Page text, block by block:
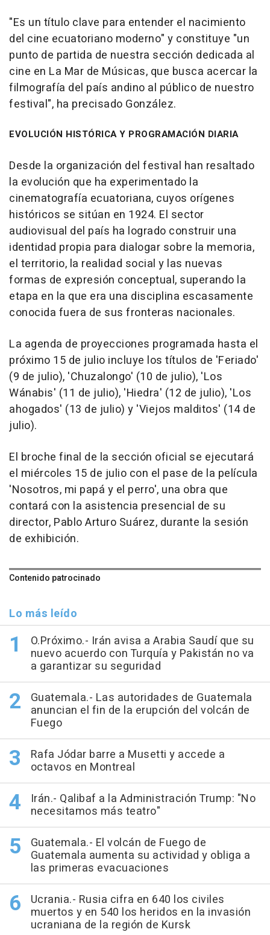
"Es un título clave para entender el nacimiento
del cine ecuatoriano moderno" y constituye "un
punto de partida de nuestra sección dedicada al
cine en La Mar de Músicas, que busca acercar la
filmografía del país andino al público de nuestro
festival", ha precisado González.
EVOLUCIÓN HISTÓRICA Y PROGRAMACIÓN DIARIA
Desde la organización del festival han resaltado
la evolución que ha experimentado la
cinematografía ecuatoriana, cuyos orígenes
históricos se sitúan en 1924. El sector
audiovisual del país ha logrado construir una
identidad propia para dialogar sobre la memoria,
el territorio, la realidad social y las nuevas
formas de expresión conceptual, superando la
etapa en la que era una disciplina escasamente
conocida fuera de sus fronteras nacionales.
La agenda de proyecciones programada hasta el
próximo 15 de julio incluye los títulos de 'Feriado'
(9 de julio), 'Chuzalongo' (10 de julio), 'Los
Wánabis' (11 de julio), 'Hiedra' (12 de julio), 'Los
ahogados' (13 de julio) y 'Viejos malditos' (14 de
julio).
El broche final de la sección oficial se ejecutará
el miércoles 15 de julio con el pase de la película
'Nosotros, mi papá y el perro', una obra que
contará con la asistencia presencial de su
director, Pablo Arturo Suárez, durante la sesión
de exhibición.
Contenido patrocinado
Lo más leído
O.Próximo.- Irán avisa a Arabia Saudí que su
nuevo acuerdo con Turquía y Pakistán no va
a garantizar su seguridad
Guatemala.- Las autoridades de Guatemala
anuncian el fin de la erupción del volcán de
Fuego
Rafa Jódar barre a Musetti y accede a
octavos en Montreal
Irán.- Qalibaf a la Administración Trump: "No
necesitamos más teatro"
Guatemala.- El volcán de Fuego de
Guatemala aumenta su actividad y obliga a
las primeras evacuaciones
Ucrania.- Rusia cifra en 640 los civiles
muertos y en 540 los heridos en la invasión
ucraniana de la región de Kursk